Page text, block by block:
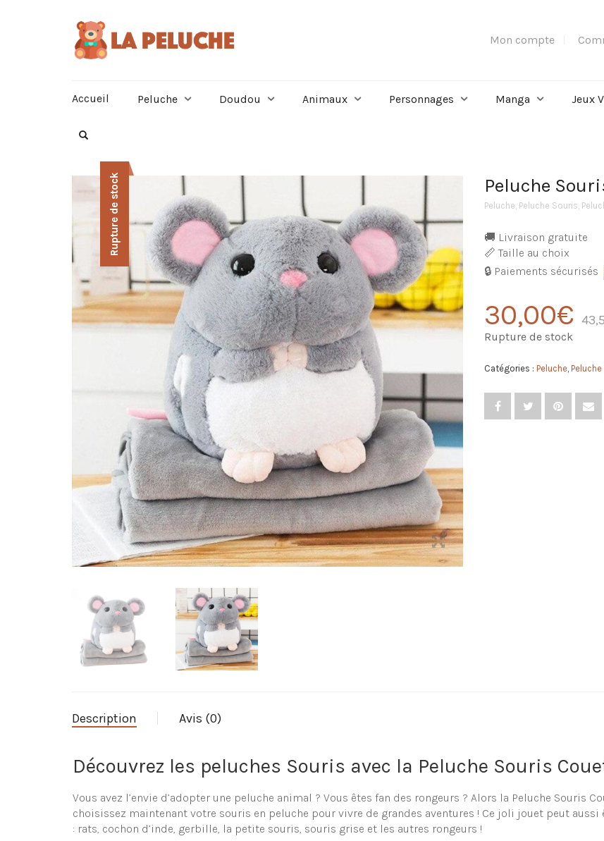
Mon compte
Accueil Peluche Doudou Animaux Personnages Manga Jeux
Rupture de stock Peluche
Peluche Peluche Souris
🚚 Livraison gratuite
📏 Taille au choix
🔒 Paiements sécurisés
30,00€
Rupture de stock
Catégories : Peluche
Description Avis (0)
Découvrez les peluches Souris avec la Peluche Souris
Vous avez l’envie d’adopter une peluche animal ? Vous êtes fan des rongeurs ? Alors la Peluche Souris
choisissez maintenant votre souris en peluche pour vivre de grandes aventures ! Ce joli jouet peut aussi
: rats, cochon d’inde, gerbille, la petite souris, souris grise et les autres rongeurs !